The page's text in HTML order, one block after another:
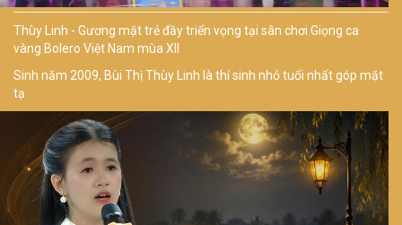
Thùy Linh - Gương mặt trẻ đầy triển vọng tại sân chơi Giọng ca
vàng Bolero Việt Nam mùa XII
Sinh năm 2009, Bùi Thị Thùy Linh là thí sinh nhỏ tuổi nhất góp mặt
tạ